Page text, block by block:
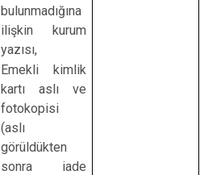
bulunmadığına
ilişkin kurum
yazısı,
Emekli kimlik
kartı aslı ve
fotokopisi
(aslı
görüldükten
sonra iade